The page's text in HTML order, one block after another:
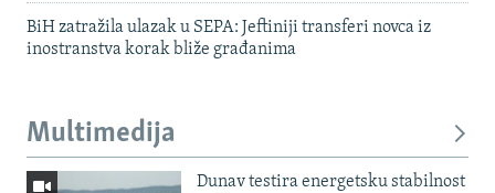
BiH zatražila ulazak u SEPA: Jeftiniji transferi novca iz
inostranstva korak bliže građanima
Multimedija
Dunav testira energetsku stabilnost